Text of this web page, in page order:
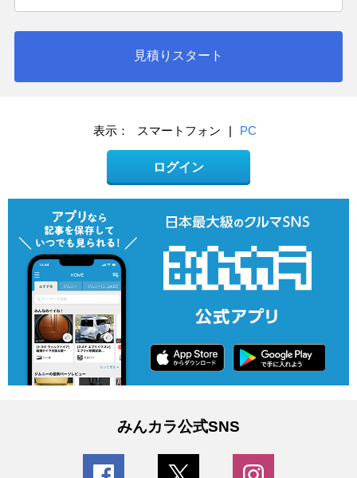
見積りスタート
表示： スマートフォン | PC
ログイン
みんカラ公式SNS